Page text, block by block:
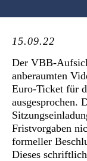
15.09.22
Der VBB-
anberaumten
Euro-Ticket für
ausgesprochen.
Fristvorgaben
formeller
Dieses